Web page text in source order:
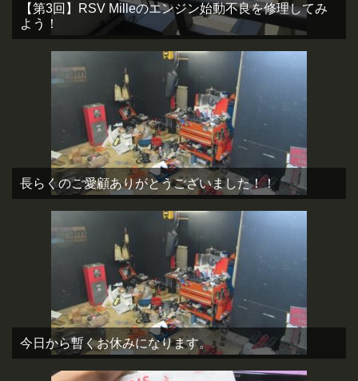
【第3回】RSV Milleのエンジン始動不良を修理してみ
よう！
長らくのご愛顧ありがとうございました！！
今日から暫くお休みになります。